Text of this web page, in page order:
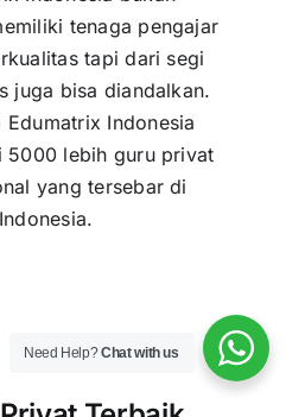
tenaga pengajar
tapi dari segi
juga bisa diandalkan.
Edumatrix Indonesia
5000 lebih guru privat
yang tersebar di
Need Help?Chat with us